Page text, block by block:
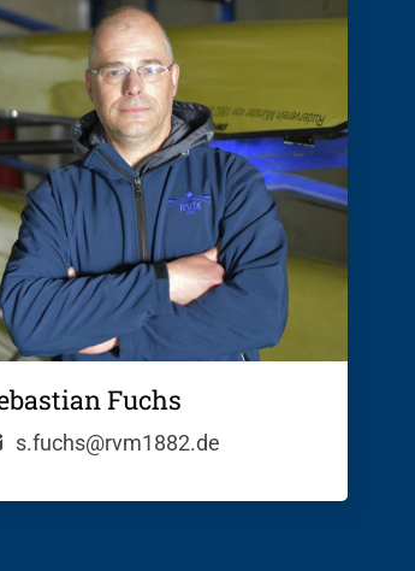
Fuchs
s.fuchs@rvm1882.de